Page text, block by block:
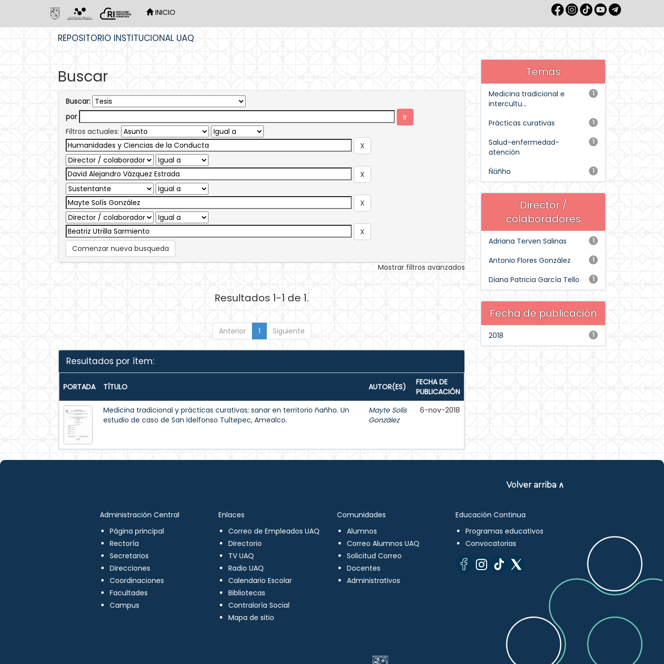
INICIO
REPOSITORIO INSTITUCIONAL UAQ
Buscar
Buscar:
por
Filtros actuales:
Comenzar nueva busqueda
Mostrar filtros avanzados
Resultados 1-1 de 1.
Anterior 1 Siguiente
Resultados por ítem:
PORTADA TÍTULO AUTOR(ES)
FECHA DE
PUBLICACIÓN
Medicina tradicional y prácticas curativas; sanar en territorio ñañho. Un
estudio de caso de San Idelfonso Tultepec, Amealco.
Mayte Solís
González
6-nov-2018
Temas
1
Medicina tradicional e
intercultu...
1
Prácticas curativas
1
Salud-enfermedad-
atención
1
Ñäñho
Director /
colaboradores
1
Adriana Terven Salinas
1
Antonio Flores González
1
Diana Patricia García Tello
Fecha de publicación
1
2018
Volver arriba ∧
Administración Central
Página principal
Rectoría
Secretarios
Direcciones
Coordinaciones
Facultades
Campus
Enlaces
Correo de Empleados UAQ
Directorio
TV UAQ
Radio UAQ
Calendario Escolar
Bibliotecas
Contraloría Social
Mapa de sitio
Comunidades
Alumnos
Correo Alumnos UAQ
Solicitud Correo
Docentes
Administrativos
Educación Continua
Programas educativos
Convocatorias